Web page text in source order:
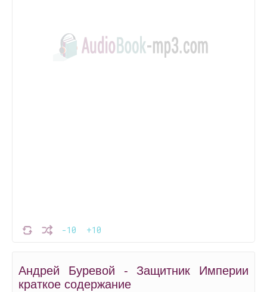
-10 +10
Андрей Буревой - Защитник Империи
краткое содержание